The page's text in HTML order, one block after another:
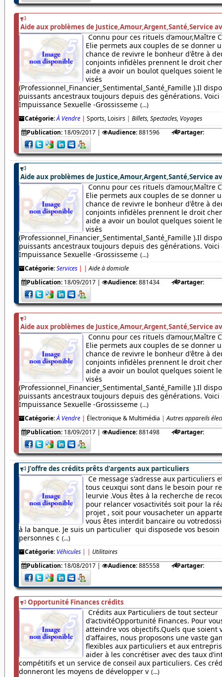
Aide aux problèmes de Justice,Amour,Argent,Santé,Service
Connu pour ces rituels d’amour,Maître
Elie permets aux couples de se donner
chance de revivre le bonheur d'être à
conjoints infidèles prennent le droit
aide a avoir un boulot quelques soient
visés
(Professionnel_Financier_Sentimental_Santé_Famille ).Il
puissants ancestraux toujours depuis des générations. Voici
Impuissance Sexuelle -Grossisseme (...)
Catégorie:À Vendre | Sports, Loisirs | Billets, Spectacles, Voyages
Publication: 18/09/2017| Audience:881596 Partager:
Aide aux problèmes de Justice,Amour,Argent,Santé,Service
Connu pour ces rituels d’amour,Maître
Elie permets aux couples de se donner
chance de revivre le bonheur d'être à
conjoints infidèles prennent le droit
aide a avoir un boulot quelques soient
visés
(Professionnel_Financier_Sentimental_Santé_Famille ).Il
puissants ancestraux toujours depuis des générations. Voici
Impuissance Sexuelle -Grossisseme (...)
Catégorie:Services | | Aide à domicile
Publication: 18/09/2017| Audience:881434 Partager:
Aide aux problèmes de Justice,Amour,Argent,Santé,Service
Connu pour ces rituels d’amour,Maître
Elie permets aux couples de se donner
chance de revivre le bonheur d'être à
conjoints infidèles prennent le droit
aide a avoir un boulot quelques soient
visés
(Professionnel_Financier_Sentimental_Santé_Famille ).Il
puissants ancestraux toujours depuis des générations. Voici
Impuissance Sexuelle -Grossisseme (...)
Catégorie:À Vendre | Électronique & Multimédia | Autres appareils
Publication: 18/09/2017| Audience:881498 Partager:
J'offre des crédits prêts d'argents aux particuliers
Ce message s'adresse aux particuliers
tous ceuxqui sont dans le besoin pour
leurvie .Vous êtes à la recherche de
pour relancer vosactivités soit pour la
projet , soit pour vousacheter un
vous êtes interdit bancaire ou
à la banque. Je suis un particulier qui disposede vos
personnes c (...)
Catégorie: Véhicules | | Utilitaires
Publication: 18/08/2017| Audience:885558 Partager:
Opportunité Finances crédits
Crédits aux Particuliers de tout secteur
d'activitéOpportunité Finances. Pour
atteindre vos objectifs.Quels que soient
d'affaires, nous proposons une vaste
flexibles aux particuliers et aux
aider à les concrétiser avec des taux
compétitifs et un service de conseil aux particuliers. Ces
donneront les moyens de développer v (...)